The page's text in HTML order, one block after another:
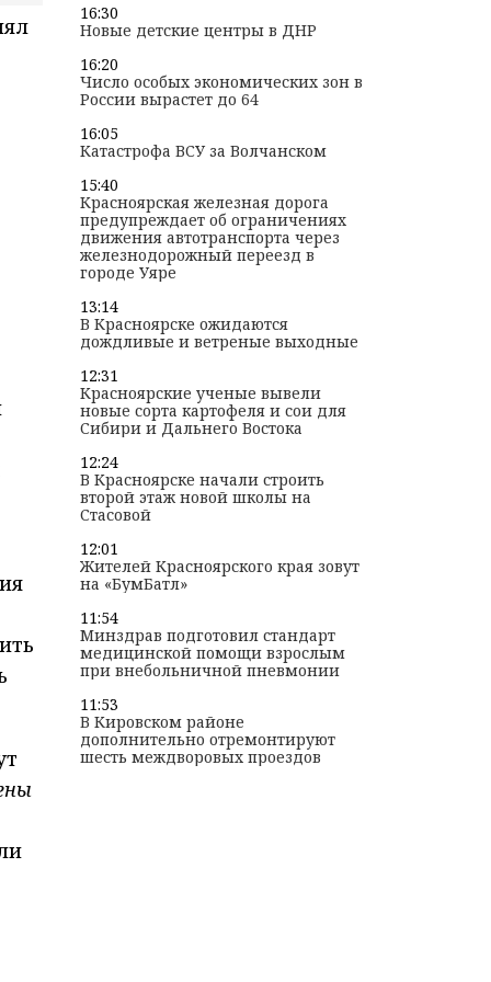
16:30
Новые детские центры в ДНР
16:20
Число особых экономических зон в
России вырастет до 64
16:05
Катастрофа ВСУ за Волчанском
15:40
Красноярская железная дорога
предупреждает об ограничениях
движения автотранспорта через
железнодорожный переезд в
городе Уяре
13:14
В Красноярске ожидаются
дождливые и ветреные выходные
12:31
Красноярские ученые вывели
новые сорта картофеля и сои для
Сибири и Дальнего Востока
12:24
В Красноярске начали строить
второй этаж новой школы на
Стасовой
12:01
Жителей Красноярского края зовут
на «БумБатл»
11:54
Минздрав подготовил стандарт
медицинской помощи взрослым
при внебольничной пневмонии
11:53
В Кировском районе
дополнительно отремонтируют
шесть междворовых проездов